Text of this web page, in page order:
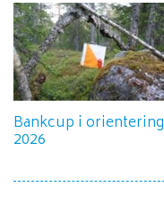
Bankcup i orientering
2026